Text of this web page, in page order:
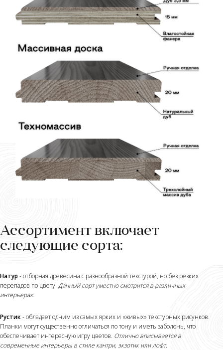
Ассортимент включает
следующие сорта:
Натур - отборная древесина с разнообразной текстурой, но без резких
перепадов по цвету. Данный сорт уместно смотрится в различных
интерьерах.
Рустик- обладает одним из самых ярких и «живых» текстурных рисунков.
Планки могут существенно отличаться по тону и иметь заболонь, что
обеспечивает интересную игру цветов. Отлично вписывается в
современные интерьеры в стиле кантри, экзотик или лофт.